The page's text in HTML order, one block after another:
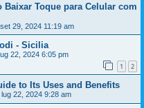
Toque para Celular com
29, 2024 11:19 am
- Sicilia
22, 2024 6:05 pm
1 2
to Its Uses and Benefits
lug 22, 2024 9:28 am